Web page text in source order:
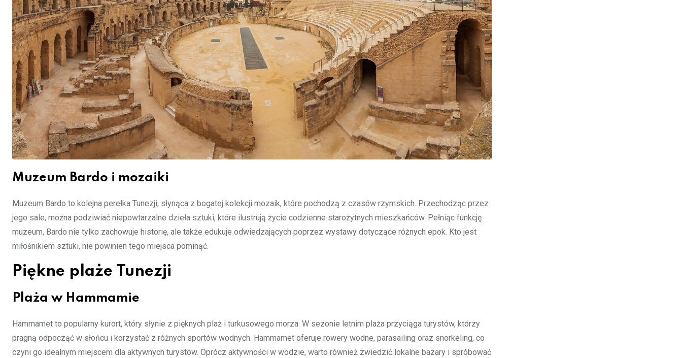
Muzeum Bardo i mozaiki
Muzeum Bardo to kolejna perełka Tunezji, słynąca z bogatej kolekcji mozaik, które pochodzą z czasów rzymskich. Przechodząc przez
jego sale, można podziwiać niepowtarzalne dzieła sztuki, które ilustrują życie codzienne starożytnych mieszkańców. Pełniąc funkcję
muzeum, Bardo nie tylko zachowuje historię, ale także edukuje odwiedzających poprzez wystawy dotyczące różnych epok. Kto jest
miłośnikiem sztuki, nie powinien tego miejsca pominąć.
Piękne plaże Tunezji
Plaża w Hammamie
Hammamet to popularny kurort, który słynie z pięknych plaż i turkusowego morza. W sezonie letnim plaża przyciąga turystów, którzy
pragną odpocząć w słońcu i korzystać z różnych sportów wodnych. Hammamet oferuje rowery wodne, parasailing oraz snorkeling, co
czyni go idealnym miejscem dla aktywnych turystów. Oprócz aktywności w wodzie, warto również zwiedzić lokalne bazary i spróbować